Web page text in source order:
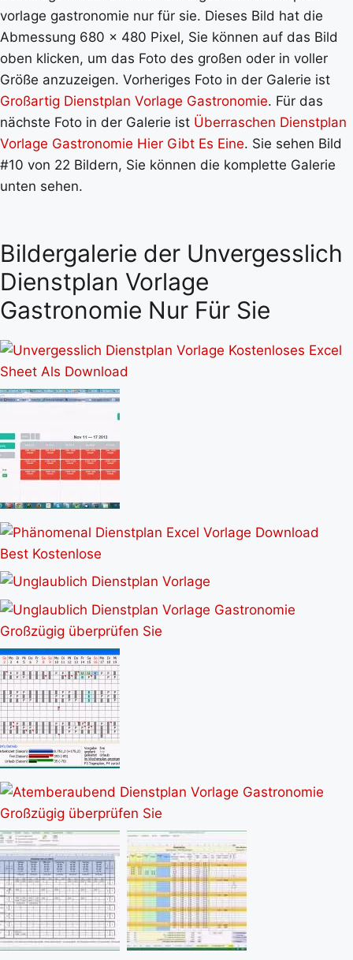
vorlage gastronomie nur für sie. Dieses Bild hat die
Abmessung 680 x 480 Pixel, Sie können auf das Bild
oben klicken, um das Foto des großen oder in voller
Größe anzuzeigen. Vorheriges Foto in der Galerie ist
Großartig Dienstplan Vorlage Gastronomie. Für das
nächste Foto in der Galerie ist Überraschen Dienstplan
Vorlage Gastronomie Hier Gibt Es Eine. Sie sehen Bild
#10 von 22 Bildern, Sie können die komplette Galerie
unten sehen.
Bildergalerie der Unvergesslich
Dienstplan Vorlage
Gastronomie Nur Für Sie